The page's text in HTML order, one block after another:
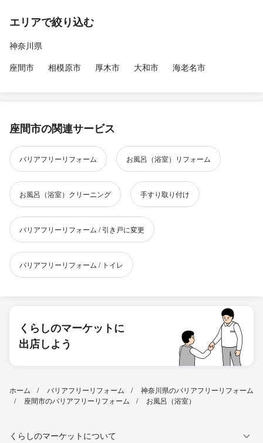
エリアで絞り込む
神奈川県
座間市
相模原市 厚木市 大和市 海老名市
座間市の関連サービス
バリアフリーリフォーム お風呂（浴室）リフォーム
お風呂（浴室）クリーニング 手すり取り付け
バリアフリーリフォーム / 引き戸に変更
バリアフリーリフォーム / トイレ
くらしのマーケットに
出店しよう
ホーム バリアフリーリフォーム
神奈川県のバリアフリーリフォーム
座間市のバリアフリーリフォーム
お風呂（浴室）
くらしのマーケットについて